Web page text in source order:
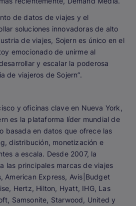
de datos de viajes y el
soluciones innovadoras de alto
de viajes, Sojern es único en el
emocionado de unirme al
y escalar la poderosa
de viajeros de Sojern”.
y oficinas clave en Nueva York,
es la plataforma líder mundial de
basada en datos que ofrece las
distribución, monetización e
a escala. Desde 2007, la
las principales marcas de viajes
American Express, Avis|Budget
Hertz, Hilton, Hyatt, IHG, Las
Samsonite, Starwood, United y